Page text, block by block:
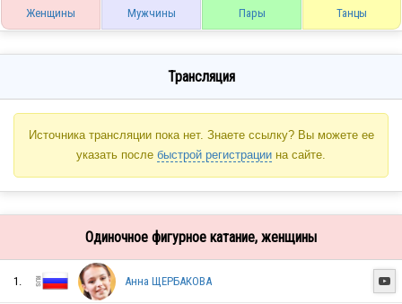
Женщины Мужчины Пары Танцы
Трансляция
Источника трансляции пока нет. Знаете ссылку? Вы можете ее
указать после быстрой регистрации на сайте.
Одиночное фигурное катание, женщины
1. Анна ЩЕРБАКОВА 